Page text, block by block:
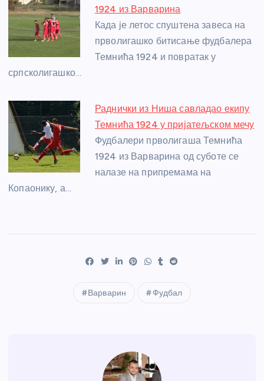
1924 из Варварина
Када је летос спуштена завеса на
прволигашко битисање фудбалера
Темнића 1924 и повратак у
српсколигашко…
Раднички из Ниша савладао екипу
Темнића 1924 у пријатељском мечу
Фудбалери прволигаша Темнића
1924 из Варварина од суботе се
налазе на припремама на
Копаонику, а…
Варварин Фудбал